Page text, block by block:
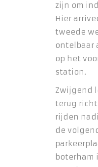
zijn om
Hier
tweede
ontelbaar
op het
station.
Zwijgend
terug
rijden
de
boterham